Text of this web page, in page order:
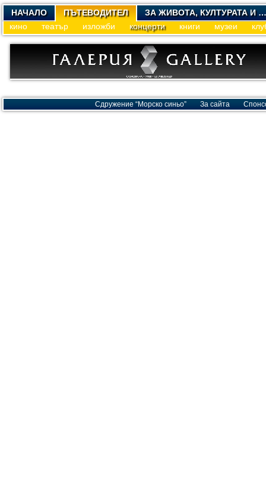
НАЧАЛО ПЪТЕВОДИТЕЛ
ЗА ЖИВОТА, КУЛТУРАТА И …
кино
театър изложби концерти книги музеи
Сдружение “Морско синьо” За сайта